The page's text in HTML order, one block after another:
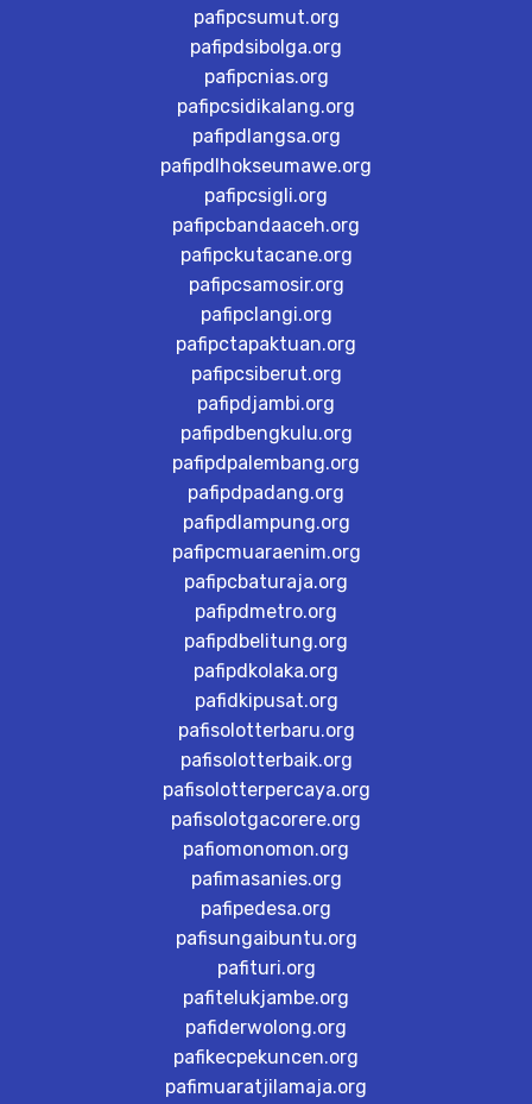
pafipcsumut.org
pafipdsibolga.org
pafipcnias.org
pafipcsidikalang.org
pafipdlangsa.org
pafipdlhokseumawe.org
pafipcsigli.org
pafipcbandaaceh.org
pafipckutacane.org
pafipcsamosir.org
pafipclangi.org
pafipctapaktuan.org
pafipcsiberut.org
pafipdjambi.org
pafipdbengkulu.org
pafipdpalembang.org
pafipdpadang.org
pafipdlampung.org
pafipcmuaraenim.org
pafipcbaturaja.org
pafipdmetro.org
pafipdbelitung.org
pafipdkolaka.org
pafidkipusat.org
pafisolotterbaru.org
pafisolotterbaik.org
pafisolotterpercaya.org
pafisolotgacorere.org
pafiomonomon.org
pafimasanies.org
pafipedesa.org
pafisungaibuntu.org
pafituri.org
pafitelukjambe.org
pafiderwolong.org
pafikecpekuncen.org
pafimuaratjilamaja.org